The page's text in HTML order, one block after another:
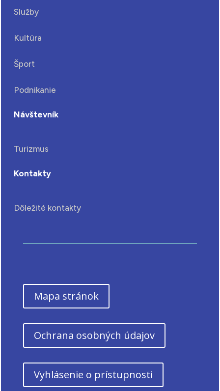
Služby
Kultúra
Šport
Podnikanie
Návštevník
Turizmus
Kontakty
Dôležité kontakty
Mapa stránok
Ochrana osobných údajov
Vyhlásenie o prístupnosti